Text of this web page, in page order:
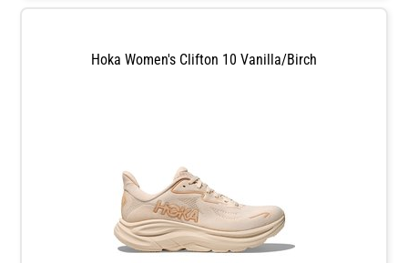
Hoka Women's Clifton 10 Vanilla/Birch